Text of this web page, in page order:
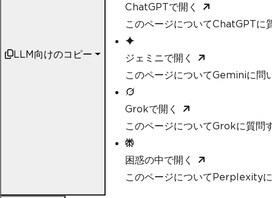
LLM向けのコピー
ChatGPTで開く
このページについてChatGPTに
ジェミニで開く
このページについてGeminiに問
Grokで開く
このページについてGrokに質問
困惑の中で開く
このページについてPerplexity